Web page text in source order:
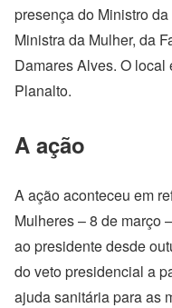
presença do Ministro
Ministra da Mulher, da
Damares Alves. O
Planalto.
A ação
A ação aconteceu em
Mulheres – 8 de março
ao presidente desde
do veto presidencial a
ajuda sanitária para as